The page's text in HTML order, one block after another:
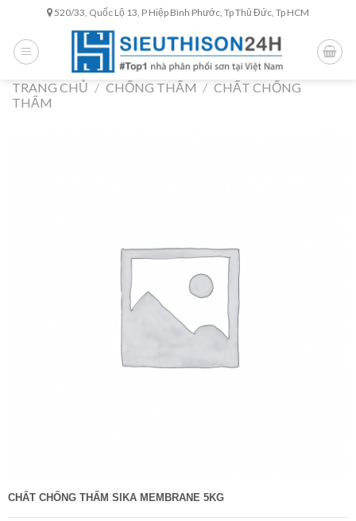
content
520/33, Quốc Lộ 13, P Hiệp Bình Phước, Tp Thủ Đức, Tp HCM
TRANG CHỦ / CHỐNG THẤM / CHẤT CHỐNG
THẤM
CHẤT CHỐNG THẤM SIKA MEMBRANE 5KG